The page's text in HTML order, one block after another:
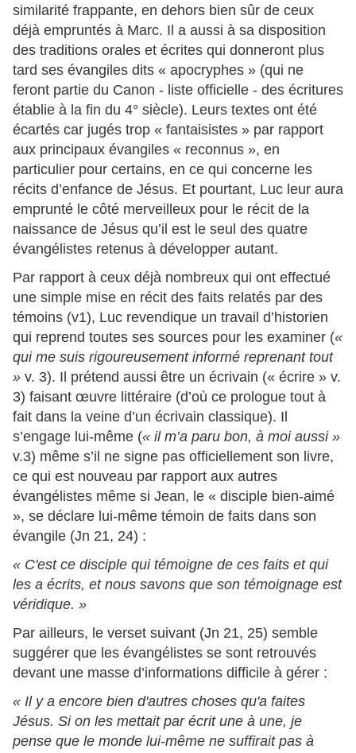
similarité frappante, en dehors bien sûr de ceux
déjà empruntés à Marc. Il a aussi à sa disposition
des traditions orales et écrites qui donneront plus
tard ses évangiles dits « apocryphes » (qui ne
feront partie du Canon - liste officielle - des écritures
établie à la fin du 4° siècle). Leurs textes ont été
écartés car jugés trop « fantaisistes » par rapport
aux principaux évangiles « reconnus », en
particulier pour certains, en ce qui concerne les
récits d’enfance de Jésus. Et pourtant, Luc leur aura
emprunté le côté merveilleux pour le récit de la
naissance de Jésus qu’il est le seul des quatre
évangélistes retenus à développer autant.
Par rapport à ceux déjà nombreux qui ont effectué
une simple mise en récit des faits relatés par des
témoins (v1), Luc revendique un travail d’historien
qui reprend toutes ses sources pour les examiner («
qui me suis rigoureusement informé reprenant tout
» v. 3). Il prétend aussi être un écrivain (« écrire » v.
3) faisant œuvre littéraire (d’où ce prologue tout à
fait dans la veine d’un écrivain classique). Il
s’engage lui-même (« il m’a paru bon, à moi aussi »
v.3) même s’il ne signe pas officiellement son livre,
ce qui est nouveau par rapport aux autres
évangélistes même si Jean, le « disciple bien-aimé
», se déclare lui-même témoin de faits dans son
évangile (Jn 21, 24) :
« C'est ce disciple qui témoigne de ces faits et qui
les a écrits, et nous savons que son témoignage est
véridique. »
Par ailleurs, le verset suivant (Jn 21, 25) semble
suggérer que les évangélistes se sont retrouvés
devant une masse d’informations difficile à gérer :
« Il y a encore bien d'autres choses qu'a faites
Jésus. Si on les mettait par écrit une à une, je
pense que le monde lui-même ne suffirait pas à